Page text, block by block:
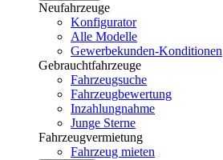
Neufahrzeuge
Konfigurator
Alle Modelle
Gewerbekunden-Konditionen
Gebrauchtfahrzeuge
Fahrzeugsuche
Fahrzeugbewertung
Inzahlungnahme
Junge Sterne
Fahrzeugvermietung
Fahrzeug mieten